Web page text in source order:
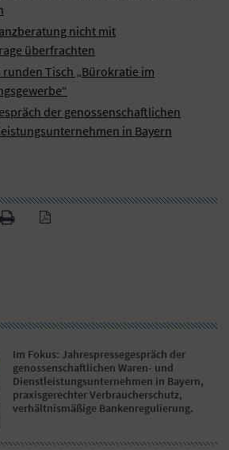
nicht mit
überfrachten
Tisch „Bürokratie im
der genossenschaftlichen
in Bayern
Im Fokus: Jahrespressegespräch der
genossenschaftlichen Waren- und
Dienstleistungsunternehmen in Bayern,
praxisgerechter Verbraucherschutz,
verhältnismäßige Bankenregulierung.